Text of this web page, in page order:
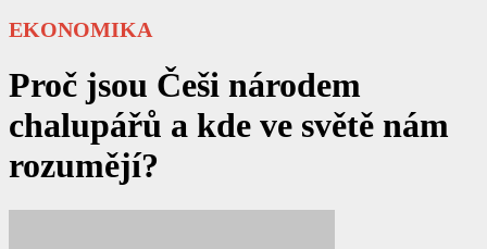
EKONOMIKA
Proč jsou Češi národem
chalupářů a kde ve světě nám
rozumějí?